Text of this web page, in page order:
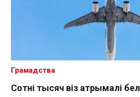
Сотні тысяч віз атрымалі
Грамадства